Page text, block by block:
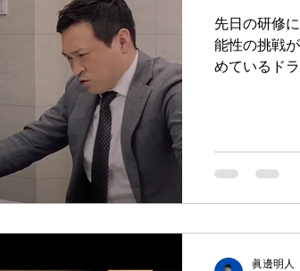
先日の研修
能性の挑戦
めているド
眞邊明人